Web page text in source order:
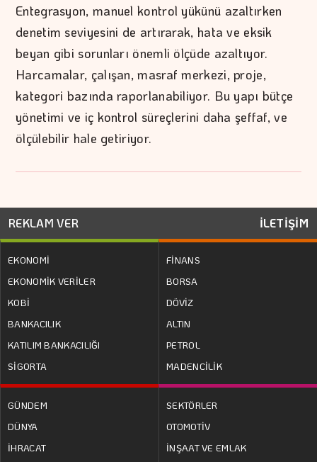
Entegrasyon, manuel kontrol yükünü azaltırken
denetim seviyesini de artırarak, hata ve eksik
beyan gibi sorunları önemli ölçüde azaltıyor.
Harcamalar, çalışan, masraf merkezi, proje,
kategori bazında raporlanabiliyor. Bu yapı bütçe
yönetimi ve iç kontrol süreçlerini daha şeffaf, ve
ölçülebilir hale getiriyor.
REKLAM VER İLETİŞİM
EKONOMİ
EKONOMİK VERİLER
KOBİ
BANKACILIK
KATILIM BANKACILIĞI
SİGORTA
FİNANS
BORSA
DÖVİZ
ALTIN
PETROL
MADENCİLİK
GÜNDEM
DÜNYA
İHRACAT
SEKTÖRLER
OTOMOTİV
İNŞAAT VE EMLAK